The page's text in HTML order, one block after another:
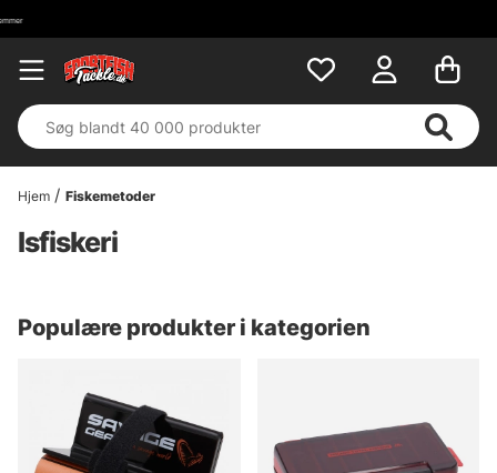
Hjem Fiskemetoder
Isfiskeri
Populære produkter i kategorien